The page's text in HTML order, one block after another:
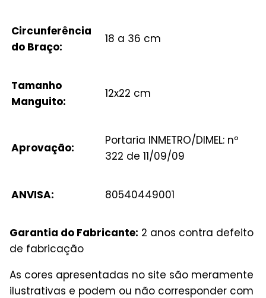
Circunferência
do Braço:
18 a 36 cm
Tamanho
Manguito:
12x22 cm
Aprovação:
Portaria INMETRO/DIMEL: nº
322 de 11/09/09
ANVISA: 80540449001
Garantia do Fabricante: 2 anos contra defeito
de fabricação
As cores apresentadas no site são meramente
ilustrativas e podem ou não corresponder com